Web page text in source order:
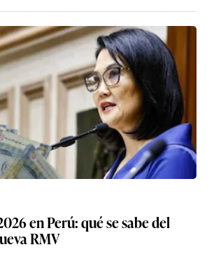
en Perú: qué se sabe del
RMV